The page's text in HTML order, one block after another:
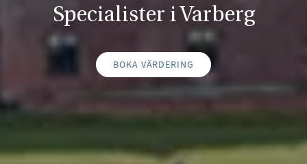
Specialister i Varberg
BOKA VÄRDERING